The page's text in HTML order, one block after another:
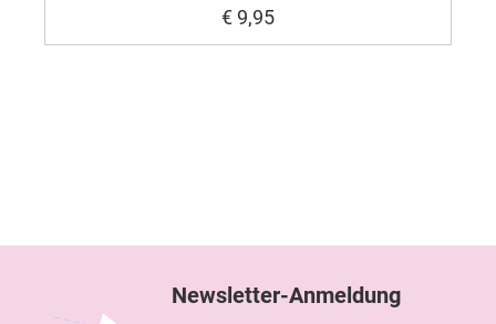
€ 9,95
Newsletter-Anmeldung